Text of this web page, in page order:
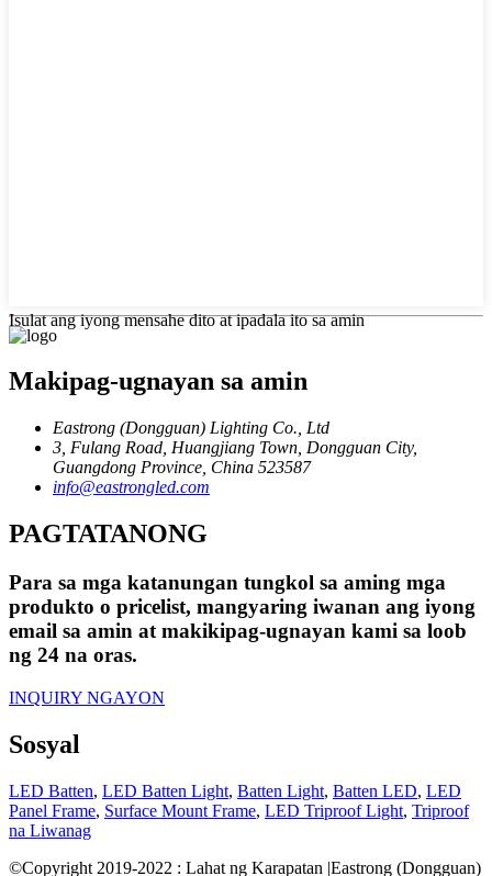
Isulat ang iyong mensahe dito at ipadala ito sa amin
Makipag-ugnayan sa amin
Eastrong (Dongguan) Lighting Co., Ltd
3, Fulang Road, Huangjiang Town, Dongguan City,
Guangdong Province, China 523587
info@eastrongled.com
PAGTATANONG
Para sa mga katanungan tungkol sa aming mga
produkto o pricelist, mangyaring iwanan ang iyong
email sa amin at makikipag-ugnayan kami sa loob
ng 24 na oras.
INQUIRY NGAYON
Sosyal
LED Batten, LED Batten Light, Batten Light, Batten LED, LED
Panel Frame, Surface Mount Frame, LED Triproof Light, Triproof
na Liwanag
©Copyright 2019-2022 : Lahat ng Karapatan |Eastrong (Dongguan)